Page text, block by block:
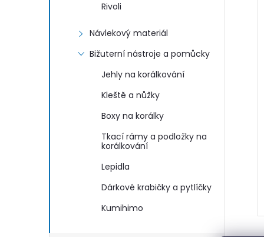
Rivoli
Návlekový materiál
Bižuterní nástroje a pomůcky
Jehly na korálkování
Kleště a nůžky
Boxy na korálky
Tkací rámy a podložky na
korálkování
Lepidla
Dárkové krabičky a pytlíčky
Kumihimo